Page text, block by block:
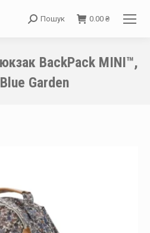
Search:
Пошук 0.00 ₴
BackPack MINI™,
Garden